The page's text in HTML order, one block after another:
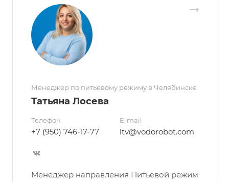
Менеджер по питьевому режиму в Челябинске
Татьяна Лосева
Телефон
+7 (950) 746-17-77
E-mail
ltv@vodorobot.com
Менеджер направления Питьевой режим